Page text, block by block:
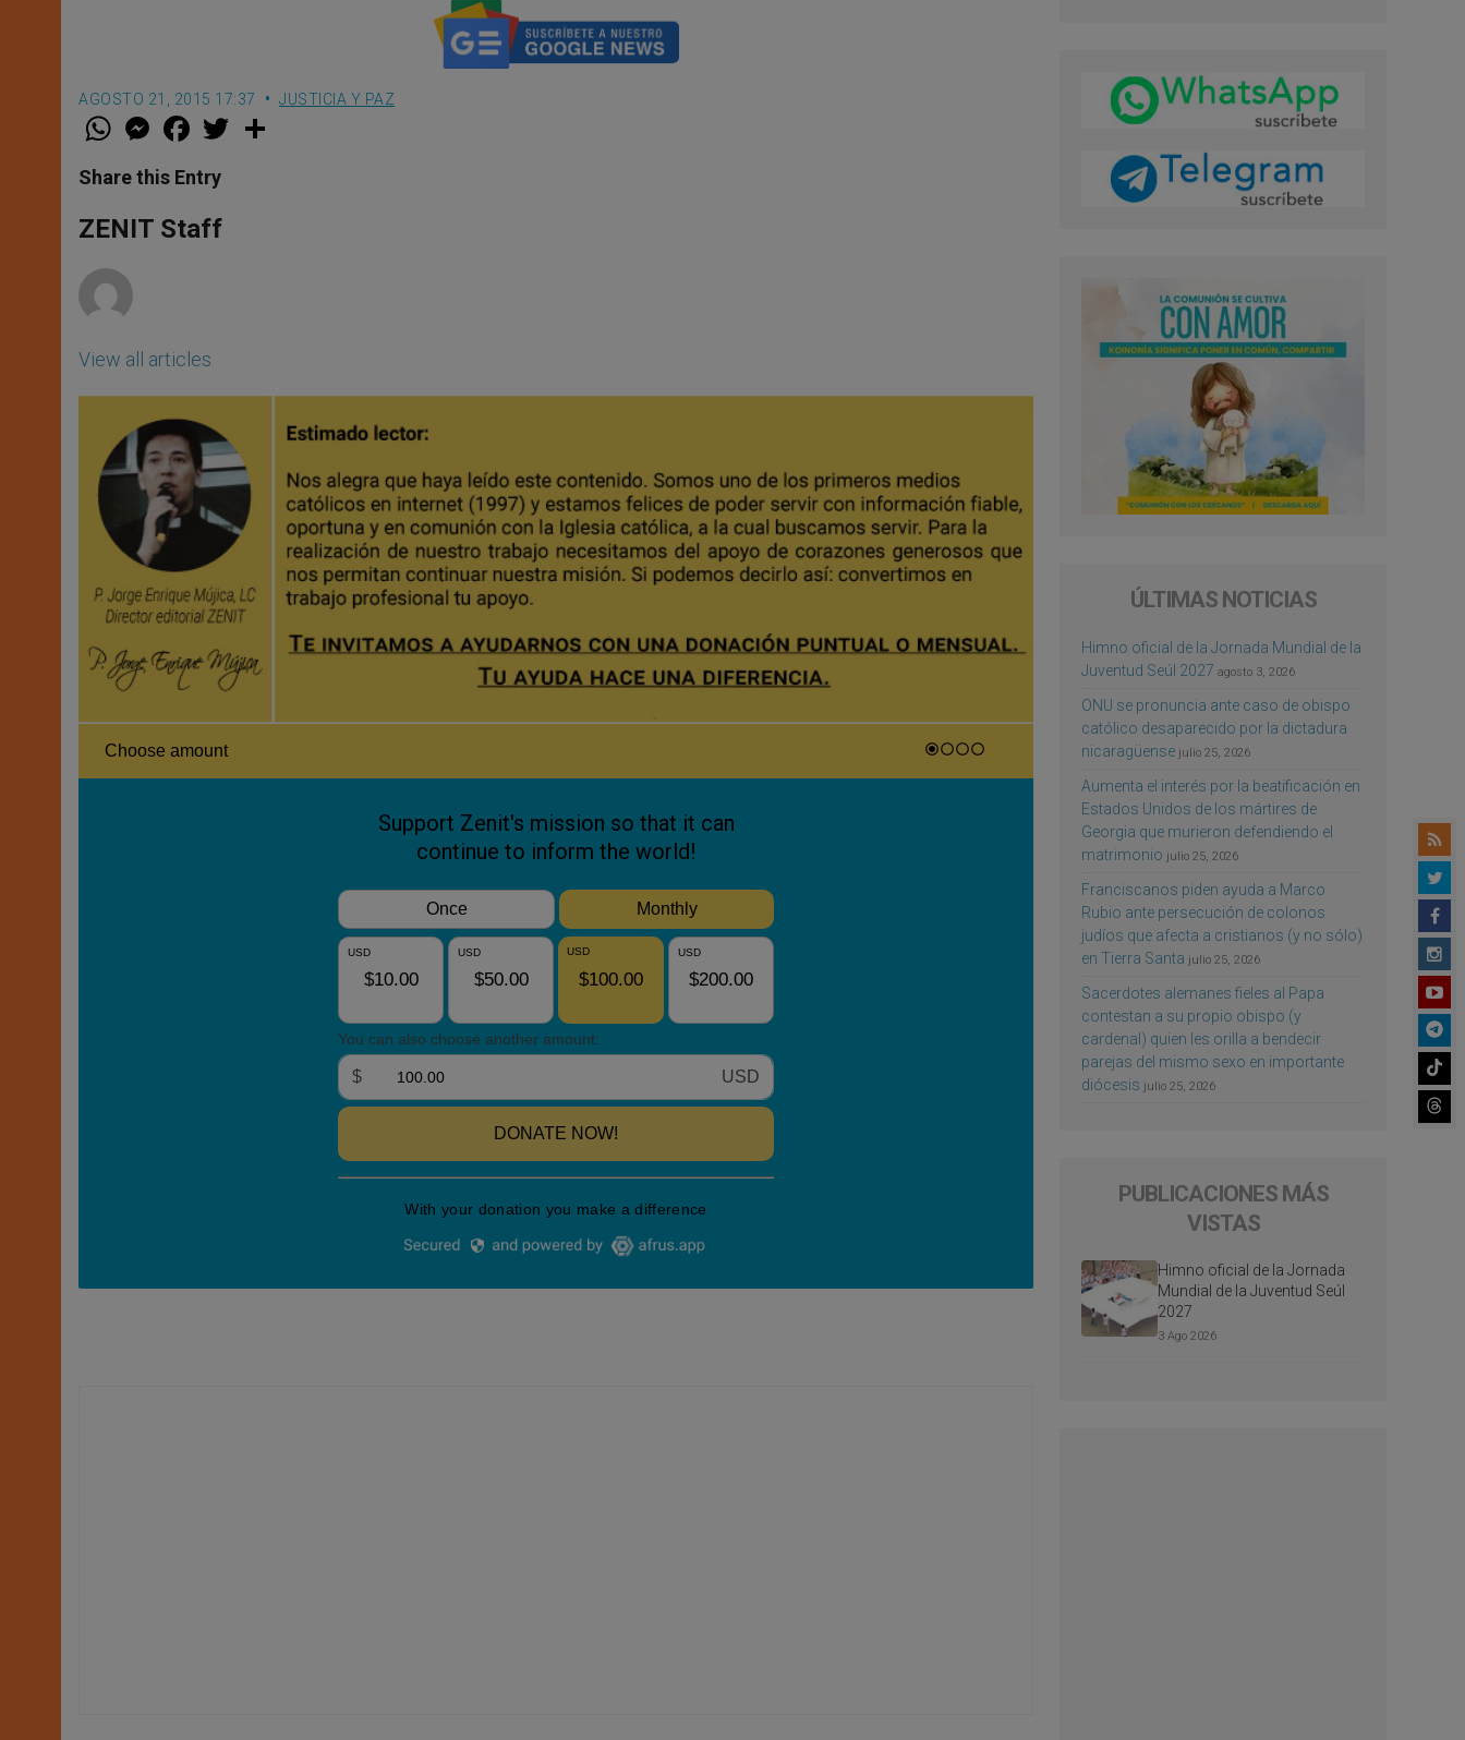
AGOSTO 21, 2015 17:37 JUSTICIA Y PAZ
W
t
s
p
p
M
e
s
e
g
e
F
a
e
b
o
k
w
Share this Entry
ZENIT Staff
View all articles
ÚLTIMAS NOTICIAS
Himno oficial de la Jornada Mundial de la
Juventud Seúl 2027 agosto 3, 2026
ONU se pronuncia ante caso de obispo
católico desaparecido por la dictadura
nicaragüense julio 25, 2026
Aumenta el interés por la beatificación en
Estados Unidos de los mártires de
Georgia que murieron defendiendo el
matrimonio julio 25, 2026
Franciscanos piden ayuda a Marco
Rubio ante persecución de colonos
judíos que afecta a cristianos (y no sólo)
en Tierra Santa julio 25, 2026
Sacerdotes alemanes fieles al Papa
contestan a su propio obispo (y
cardenal) quien les orilla a bendecir
parejas del mismo sexo en importante
diócesis julio 25, 2026
PUBLICACIONES MÁS
VISTAS
Himno oficial de la Jornada
Mundial de la Juventud Seúl
2027
3 Ago 2026